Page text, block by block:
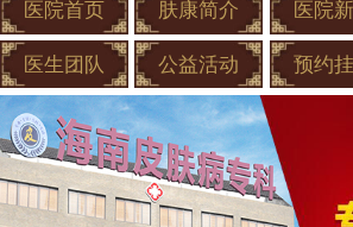
医院首页 肤康简介 医院
医生团队 公益活动 预约